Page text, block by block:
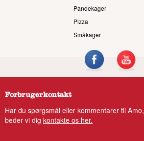
Pandekager
Pizza
Småkager
Forbrugerkontakt
Har du spørgsmål eller kommentarer til Amo,
beder vi dig kontakte os her.